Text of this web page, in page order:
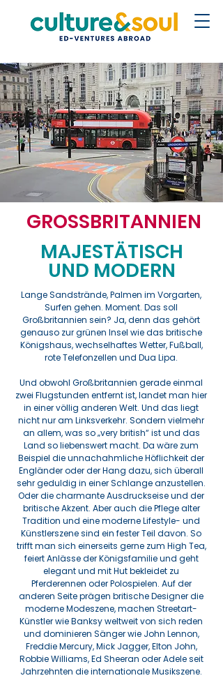
GROSSBRITANNIEN
MAJESTÄTISCH
UND MODERN
Lange Sandstrände, Palmen im Vorgarten,
Surfen gehen. Moment. Das soll
Großbritannien sein? Ja, denn das gehört
genauso zur grünen Insel wie das britische
Königshaus, wechselhaftes Wetter, Fußball,
rote Telefonzellen und Dua Lipa.
Und obwohl Großbritannien gerade einmal
zwei Flugstunden entfernt ist, landet man hier
in einer völlig anderen Welt. Und das liegt
nicht nur am Linksverkehr. Sondern vielmehr
an allem, was so „very british“ ist und das
Land so liebenswert macht. Da wäre zum
Beispiel die unnachahmliche Höflichkeit der
Engländer oder der Hang dazu, sich überall
sehr geduldig in einer Schlange anzustellen.
Oder die charmante Ausdruckseise und der
britische Akzent. Aber auch die Pflege alter
Tradition und eine moderne Lifestyle- und
Künstlerszene sind ein fester Teil davon. So
trifft man sich einerseits gerne zum High Tea,
feiert Anlässe der Königsfamilie und geht
elegant und mit Hut bekleidet zu
Pferderennen oder Polospielen. Auf der
anderen Seite prägen britische Designer die
moderne Modeszene, machen Streetart-
Künstler wie Banksy weltweit von sich reden
und dominieren Sänger wie John Lennon,
Freddie Mercury, Mick Jagger, Elton John,
Robbie Williams, Ed Sheeran oder Adele seit
Jahrzehnten die internationale Musikszene.